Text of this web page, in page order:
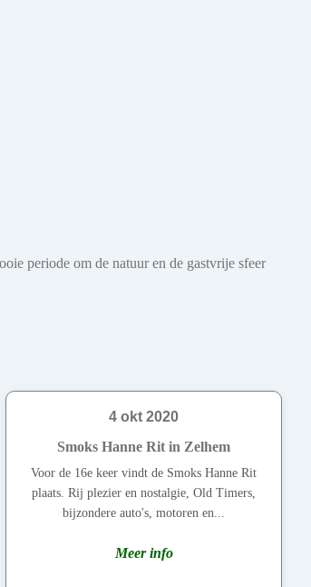
periode om de natuur en de gastvrije sfeer
4 okt 2020
Smoks Hanne Rit in Zelhem
Voor de 16e keer vindt de Smoks Hanne Rit
plaats. Rij plezier en nostalgie, Old Timers,
bijzondere auto's, motoren en...
Meer info